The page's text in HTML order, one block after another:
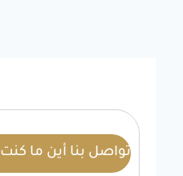
تواصل بنا أين ما كنت